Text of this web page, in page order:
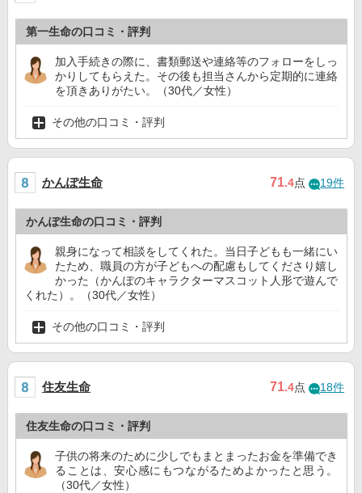
第一生命の口コミ・評判
加入手続きの際に、書類郵送や連絡等のフォローをしっ
かりしてもらえた。その後も担当さんから定期的に連絡
を頂きありがたい。（30代／女性）
その他の口コミ・評判
かんぽ生命 71.4点 19件
かんぽ生命の口コミ・評判
親身になって相談をしてくれた。当日子どもも一緒にい
たため、職員の方が子どもへの配慮もしてくださり嬉し
かった（かんぽのキャラクターマスコット人形で遊んで
くれた）。（30代／女性）
その他の口コミ・評判
住友生命 71.4点 18件
住友生命の口コミ・評判
子供の将来のために少しでもまとまったお金を準備でき
ることは、安心感にもつながるためよかったと思う。
（30代／女性）